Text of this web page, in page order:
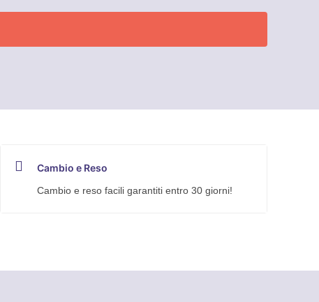
Cambio e Reso
Cambio e reso facili garantiti entro 30 giorni!